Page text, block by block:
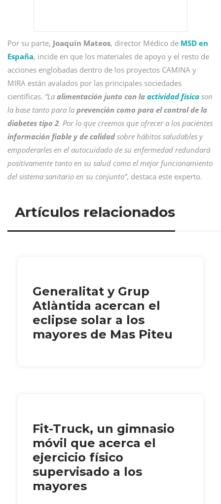
Por su parte, Joaquín Mateos, director Médico de MSD en
España, incide en que los materiales de apoyo y el resto de
acciones englobadas dentro de los proyectos CAMINA y
MIRA están avalados por las principales sociedades
científicas. “La alimentación junto con la actividad física son
la base tanto para la prevención como para el control de la
diabetes tipo 2. Por lo que creemos que ofrecer a los pacientes
información fiable y de calidadsobre hábitos saludables y
empoderarles en el autocuidado de su enfermedad redundará
positivamente tanto en su salud como el mejor funcionamiento
del sistema sanitario en su conjunto”, destaca este experto.
Artículos relacionados
Generalitat y Grup
Atlàntida acercan el
eclipse solar a los
mayores de Mas Piteu
Fit-Truck, un gimnasio
móvil que acerca el
ejercicio físico
supervisado a los
mayores